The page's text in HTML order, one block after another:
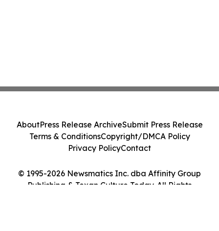
© 1995-2026 Newsmatics Inc. dba Affinity Group
Publishing & Texan Culture Today. All Rights
AboutPress Release ArchiveSubmit Press Release
Terms & ConditionsCopyright/DMCA Policy
Privacy PolicyContact